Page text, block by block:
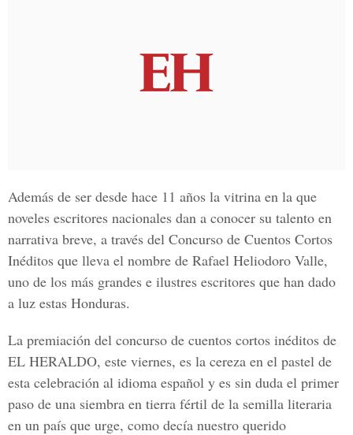
Además de ser desde hace 11 años la vitrina en la que
noveles escritores nacionales dan a conocer su talento en
narrativa breve, a través del Concurso de Cuentos Cortos
Inéditos que lleva el nombre de Rafael Heliodoro Valle,
uno de los más grandes e ilustres escritores que han dado
a luz estas Honduras.
La premiación del concurso de cuentos cortos inéditos de
EL HERALDO, este viernes, es la cereza en el pastel de
esta celebración al idioma español y es sin duda el primer
paso de una siembra en tierra fértil de la semilla literaria
en un país que urge, como decía nuestro querido